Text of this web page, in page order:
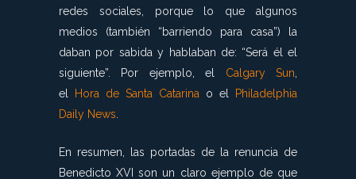
redes sociales, porque lo que algunos
medios (también “barriendo para casa”) la
daban por sabida y hablaban de: “Será él el
siguiente”. Por ejemplo, el Calgary Sun,
el
Hora de Santa Catarina o el
Philadelphia
Daily News.
En resumen, las portadas de la renuncia de
Benedicto XVI son un claro ejemplo de que